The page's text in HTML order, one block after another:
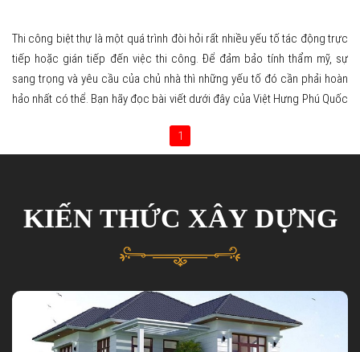
Thi công biệt thự là một quá trình đòi hỏi rất nhiều yếu tố tác động trực
tiếp hoặc gián tiếp đến việc thi công. Để đảm bảo tính thẩm mỹ, sự
sang trọng và yêu cầu của chủ nhà thì những yếu tố đó cần phải hoàn
hảo nhất có thể. Bạn hãy đọc bài viết dưới đây của Việt Hưng Phú Quốc
1
KIẾN THỨC XÂY DỰNG